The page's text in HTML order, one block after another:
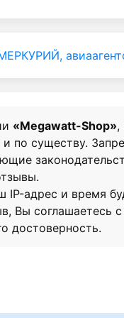
«Megawatt-Shop»,
и по существу.
IP-адрес и время
Вы соглашаетесь
достоверность.